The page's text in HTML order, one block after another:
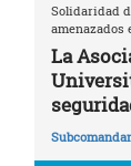
Solidaridad
amenazados
La